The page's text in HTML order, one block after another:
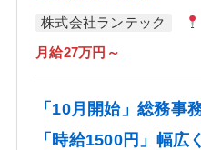
株式会社ランテック
月給27万円～
「10月開始」総務事
「時給1500円」幅